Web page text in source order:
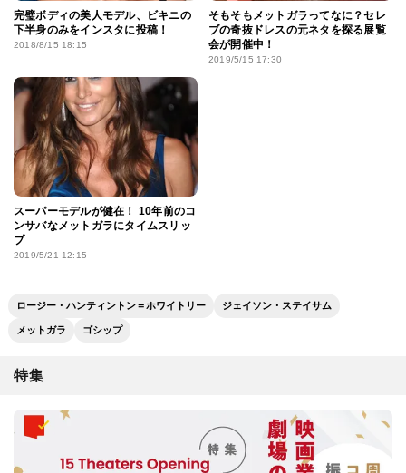
完璧ボディの美人モデル、ビキニの
下半身のみをインスタに投稿！
2018/8/15 18:15
そもそもメットガラってなに？セレ
ブの奇抜ドレスの元ネタを探る展覧
会が開催中！
2019/5/15 17:30
スーパーモデルが健在！ 10年前のコ
ンサバなメットガラにタイムスリッ
プ
2019/5/21 12:15
ロージー・ハンティントン＝ホワイトリー ジェイソン・ステイサム
メットガラ ゴシップ
特集